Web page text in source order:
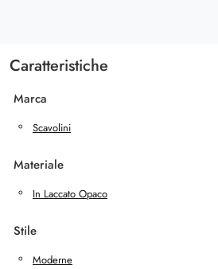
Caratteristiche
Marca
Scavolini
Materiale
In Laccato Opaco
Stile
Moderne